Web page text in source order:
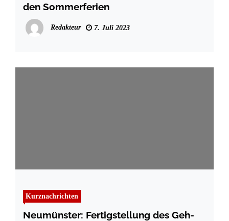
den Sommerferien
Redakteur 7. Juli 2023
Kurznachrichten
Neumünster: Fertigstellung des Geh-